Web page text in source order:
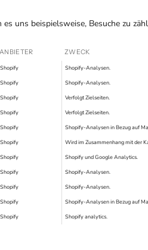
uns beispielsweise, Besuche zu
ANBIETER ZWECK
Shopify Shopify-Analysen.
Shopify Shopify-Analysen.
Shopify Verfolgt Zielseiten.
Shopify Verfolgt Zielseiten.
Shopify Shopify-Analysen in Bezug auf
Shopify Wird im Zusammenhang mit der
Shopify Shopify und Google Analytics.
Shopify Shopify-Analysen.
Shopify Shopify-Analysen.
Shopify Shopify-Analysen in Bezug auf
Shopify Shopify analytics.